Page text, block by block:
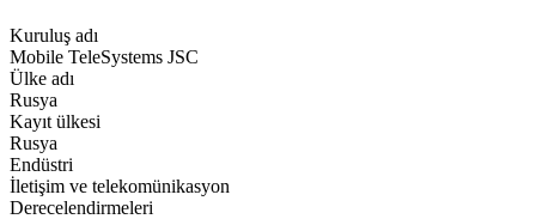
Kuruluş adı
Mobile TeleSystems JSC
Ülke adı
Rusya
Kayıt ülkesi
Rusya
Endüstri
İletişim ve telekomünikasyon
Derecelendirmeleri